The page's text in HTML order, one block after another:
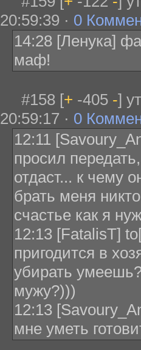
20:59:39 · 0
14:28 [Ленука]
маф!
#158 [+ -405 -]
20:59:17 · 0
12:11
просил
отдаст... к чему
брать меня
счастье как я
12:13 [FatalisT]
пригодится в
убирать
мужу?)))
12:13
мне уметь